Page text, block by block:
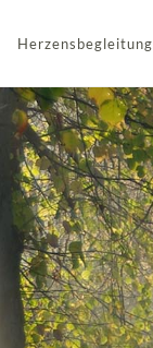
Herzensbegleitung